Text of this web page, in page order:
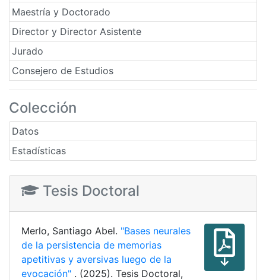
Maestría y Doctorado
Director y Director Asistente
Jurado
Consejero de Estudios
Colección
Datos
Estadísticas
Tesis Doctoral
Merlo, Santiago Abel. "Bases neurales
de la persistencia de memorias
apetitivas y aversivas luego de la
evocación" . (2025). Tesis Doctoral,